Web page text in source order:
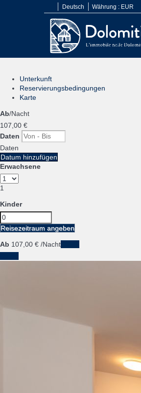
Deutsch Währung : EUR
Unterkunft
Reservierungsbedingungen
Karte
Ab/Nacht
107, 00 €
Daten
Daten
Datum hinzufügen
Erwachsene
1
Kinder
Reisezeitraum angeben
Ab 107, 00 € /Nacht